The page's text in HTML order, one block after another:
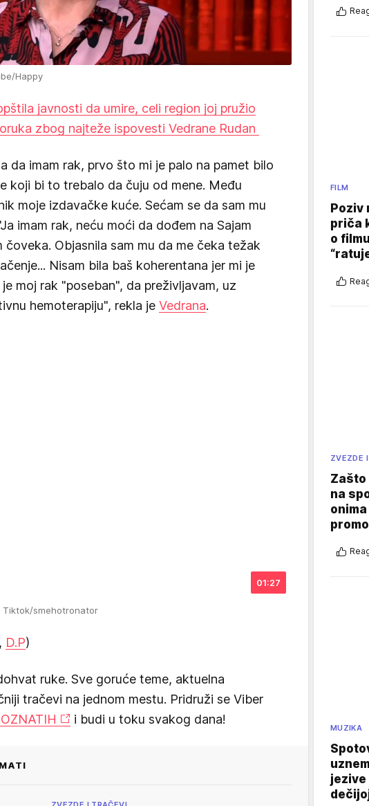
Happy
javnosti da umire, celi region joj pružio
zbog najteže ispovesti Vedrane Rudan
da imam rak, prvo što mi je palo na pamet bilo
koji bi to trebalo da čuju od mene. Među
moje izdavačke kuće. Sećam se da sam mu
imam rak, neću moći da dođem na Sajam
čoveka. Objasnila sam mu da me čeka težak
Nisam bila baš koherentana jer mi je
moj rak "poseban", da preživljavam, uz
hemoterapiju", rekla je Vedrana.
01:27
Tiktok/smehotronator
D.P)
ruke. Sve goruće teme, aktuelna
tračevi na jednom mestu. Pridruži se Viber
i budi u toku svakog dana!
FILM
Poziv
priča
o
ZVEZDE
Zašto
na
MUZIKA
jezive